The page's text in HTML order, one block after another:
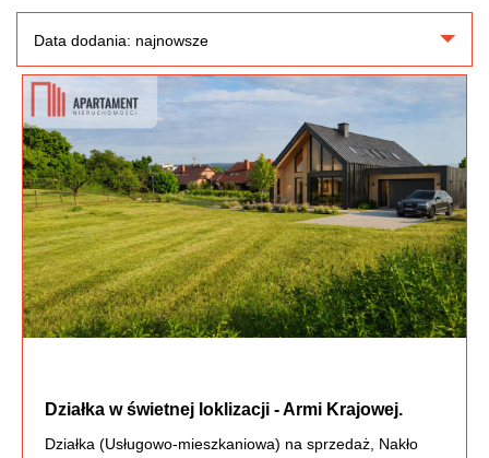
Data dodania: najnowsze
Działka w świetnej loklizacji - Armi Krajowej.
Działka (Usługowo-mieszkaniowa) na sprzedaż, Nakło